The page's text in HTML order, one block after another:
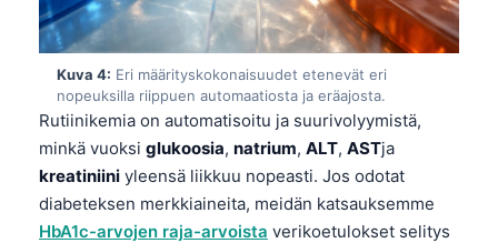
Kuva 4: Eri määrityskokonaisuudet etenevät eri
nopeuksilla riippuen automaatiosta ja eräajosta.
Rutiinikemia on automatisoitu ja suurivolyymistä,
minkä vuoksi glukoosia, natrium, ALT, ASTja
kreatiniini yleensä liikkuu nopeasti. Jos odotat
diabeteksen merkkiaineita, meidän katsauksemme
HbA1c-arvojen raja-arvoista verikoetulokset selitys